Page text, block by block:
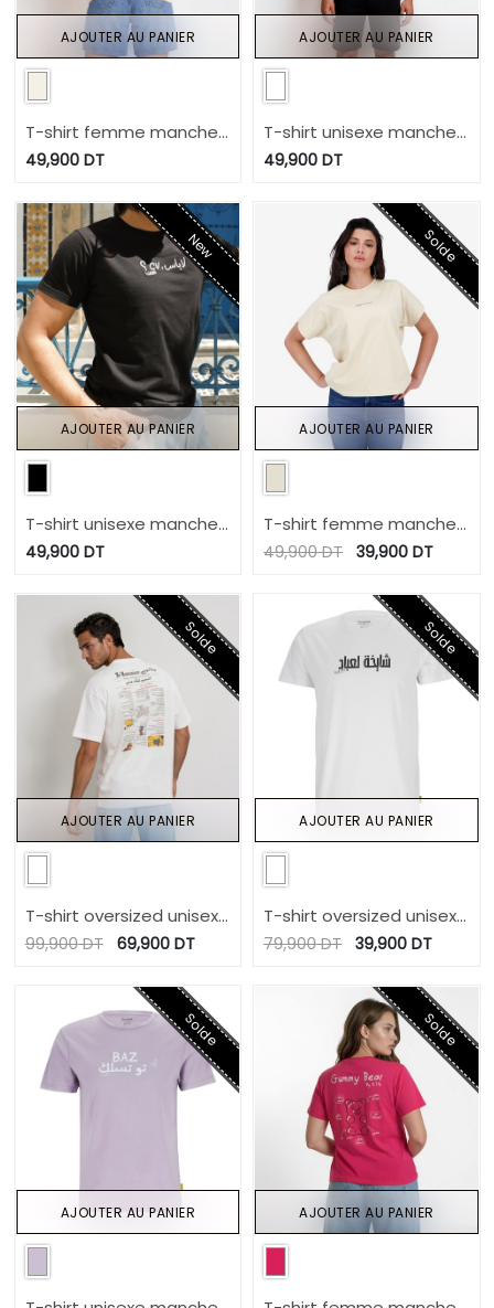
T-shirt femme manches
courtes الجمهورية التونسية
49,900DT
AJOUTER AU PANIER
T-shirt unisexe manches
courtes contrasté نسور
49,900 DT
AJOUTER AU PANIER
New
T-shirt unisexe manches
49,900DT
AJOUTER AU PANIER
Solde
T-shirt femme manche
tombante MADE IN
49,900DT 39,900 DT
AJOUTER AU PANIER
Solde
T-shirt oversized unisexe
manches courtes JARIDA
99,900DT 69,900DT
AJOUTER AU PANIER
Solde
T-shirt oversized unisexe
manches courtes شايخة
79,900DT 39,900 DT
AJOUTER AU PANIER
Solde
AJOUTER AU PANIER
Solde
AJOUTER AU PANIER